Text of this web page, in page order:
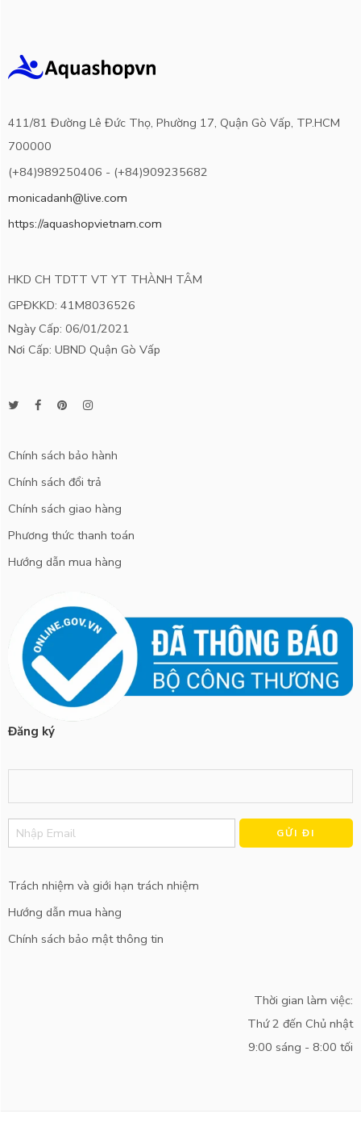
411/81 Đường Lê Đức Thọ, Phường 17, Quận Gò Vấp, TP.HCM
700000
(+84)989250406 - (+84)909235682
monicadanh@live.com
https://aquashopvietnam.com
HKD CH TDTT VT YT THÀNH TÂM
GPĐKKD: 41M8036526
Ngày Cấp: 06/01/2021
Nơi Cấp: UBND Quận Gò Vấp
Chính sách bảo hành
Chính sách đổi trả
Chính sách giao hàng
Phương thức thanh toán
Hướng dẫn mua hàng
Đăng ký
Alternative:
Trách nhiệm và giới hạn trách nhiệm
Hướng dẫn mua hàng
Chính sách bảo mật thông tin
Thời gian làm việc:
Thứ 2 đến Chủ nhật
9:00 sáng - 8:00 tối